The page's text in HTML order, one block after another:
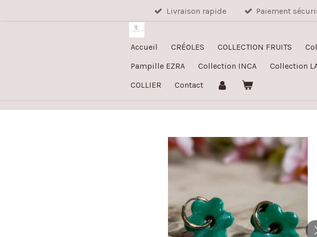
Livraison rapide Paiement
Accueil CRÉOLES COLLECTION FRUITS
Pampille EZRA
Collection INCA Collection
COLLIER
Contact